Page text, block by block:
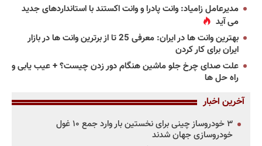
مدیرعامل زامیاد: وانت پادرا و وانت اکستند با استانداردهای جدید
می آید
بهترین وانت ها در ایران: معرفی 25 تا از برترین وانت ها در بازار
ایران برای کار کردن
علت صدای چرخ جلو ماشین هنگام دور زدن چیست؟ + عیب یابی و
راه حل ها
آخرین اخبار
۳ خودروساز چینی برای نخستین بار وارد جمع ۱۰ غول
خودروسازی جهان شدند